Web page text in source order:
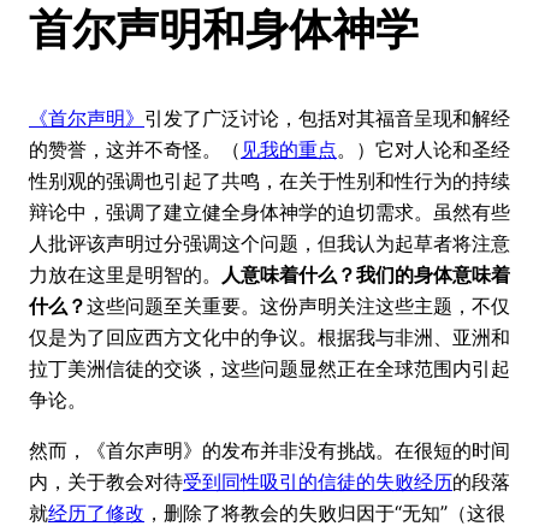
首尔声明和身体神学
《首尔声明》 引发了广泛讨论，包括对其福音呈现和解经
的赞誉，这并不奇怪。（ 见我的重点。）它对人论和圣经
性别观的强调也引起了共鸣，在关于性别和性行为的持续
辩论中，强调了建立健全身体神学的迫切需求。虽然有些
人批评该声明过分强调这个问题，但我认为起草者将注意
力放在这里是明智的。
人意味着什么？我们的身体意味着
什么？这些问题至关重要。这份声明关注这些主题，不仅
仅是为了回应西方文化中的争议。根据我与非洲、亚洲和
拉丁美洲信徒的交谈，这些问题显然正在全球范围内引起
争论。
然而，《首尔声明》的发布并非没有挑战。在很短的时间
内，关于教会对待受到同性吸引的信徒的失败经历的段落
就经历了修改 ，删除了将教会的失败归因于“无知”（这很